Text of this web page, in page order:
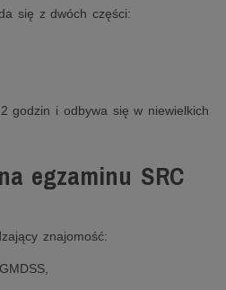
się z dwóch części:
godzin i odbywa się w niewielkich
egzaminu SRC
znajomość: